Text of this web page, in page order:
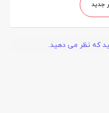
جدید
که نظر می دهید.